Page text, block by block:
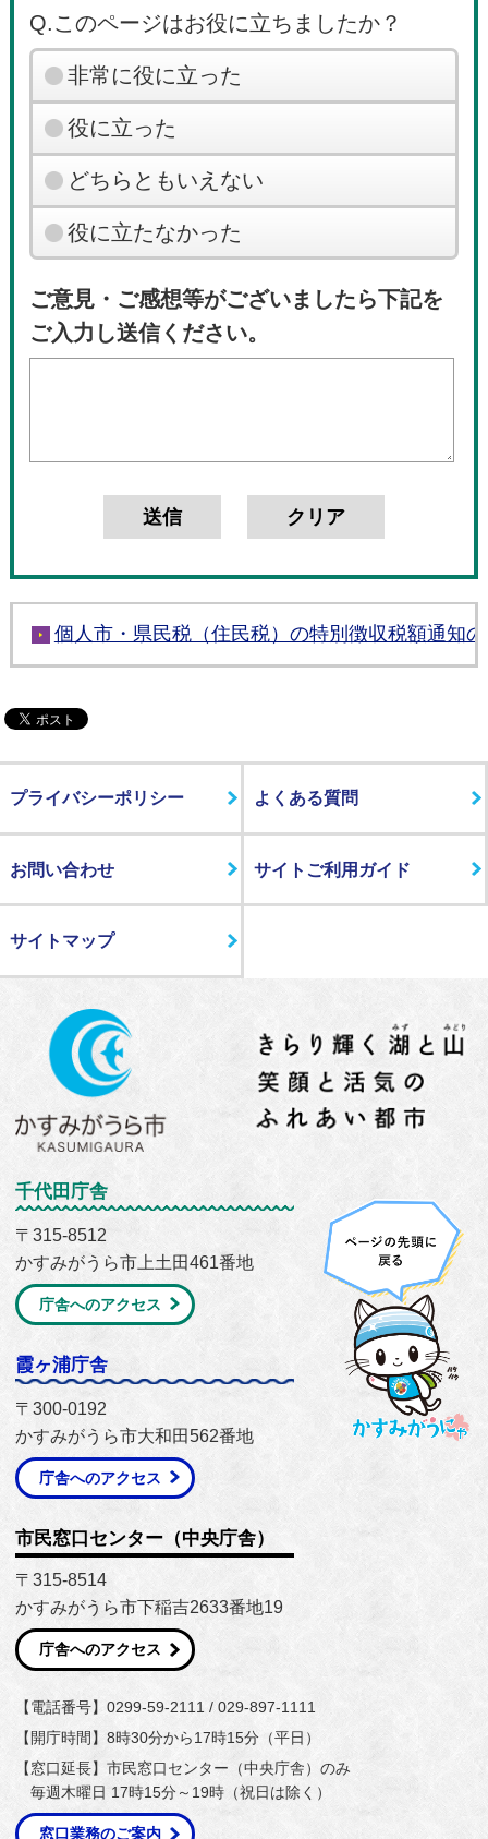
Q.このページはお役に立ちましたか？
非常に役に立った
役に立った
どちらともいえない
役に立たなかった
ご意見・ご感想等がございましたら下記を
ご入力し送信ください。
個人市・県民税（住民税）の特別徴収税額通知
プライバシーポリシー よくある質問
お問い合わせ サイトご利用ガイド
サイトマップ
千代田庁舎
〒315-8512
かすみがうら市上土田461番地
庁舎へのアクセス
霞ヶ浦庁舎
〒300-0192
かすみがうら市大和田562番地
庁舎へのアクセス
市民窓口センター（中央庁舎）
〒315-8514
かすみがうら市下稲吉2633番地19
庁舎へのアクセス
【電話番号】0299-59-2111 / 029-897-1111
【開庁時間】8時30分から17時15分（平日）
【窓口延長】市民窓口センター（中央庁舎）のみ
毎週木曜日 17時15分～19時（祝日は除く）
窓口業務のご案内